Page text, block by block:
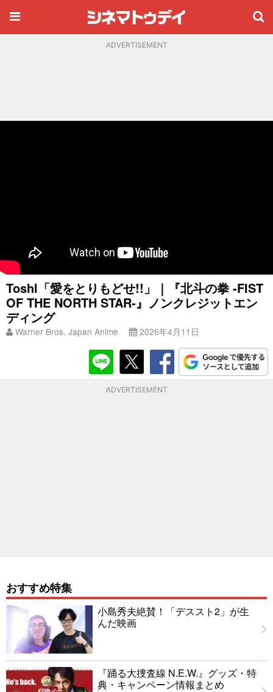
ADVERTISEMENT
Toshl「愛をとりもどせ!!」｜『北斗の拳 -FIST
OF THE NORTH STAR-』ノンクレジットエン
ディング
Warner Bros. Japan Anime 2026年4月11日
ADVERTISEMENT
おすすめ特集
小島秀夫絶賛！「デススト2」が生
んだ映画
『踊る大捜査線 N.E.W.』グッズ・特
典・キャンペーン情報まとめ